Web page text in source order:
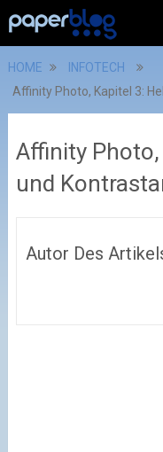
HOME
INFOTECH
Affinity Photo, Kapitel 3:
Affinity
und
Autor Des